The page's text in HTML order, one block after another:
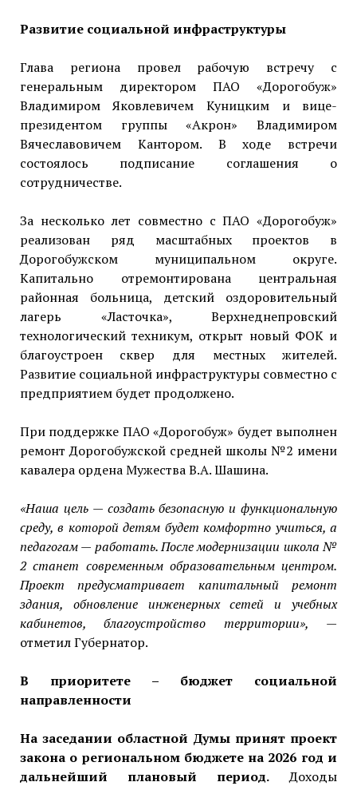
Развитие социальной инфраструктуры
Глава региона провел рабочую встречу с
генеральным директором ПАО «Дорогобуж»
Владимиром Яковлевичем Куницким и вице-
президентом группы «Акрон» Владимиром
Вячеславовичем Кантором. В ходе встречи
состоялось подписание соглашения о
сотрудничестве.
За несколько лет совместно с ПАО «Дорогобуж»
реализован ряд масштабных проектов в
Дорогобужском муниципальном округе.
Капитально отремонтирована центральная
районная больница, детский оздоровительный
лагерь «Ласточка», Верхнеднепровский
технологический техникум, открыт новый ФОК и
благоустроен сквер для местных жителей.
Развитие социальной инфраструктуры совместно с
предприятием будет продолжено.
При поддержке ПАО «Дорогобуж» будет выполнен
ремонт Дорогобужской средней школы №2 имени
кавалера ордена Мужества В.А. Шашина.
«Наша цель — создать безопасную и функциональную
среду, в которой детям будет комфортно учиться, а
педагогам — работать. После модернизации школа №
2 станет современным образовательным центром.
Проект предусматривает капитальный ремонт
здания, обновление инженерных сетей и учебных
кабинетов, благоустройство территории», —
отметил Губернатор.
В приоритете – бюджет социальной
направленности
На заседании областной Думы принят проект
закона о региональном бюджете на 2026 год и
дальнейший плановый период. Доходы